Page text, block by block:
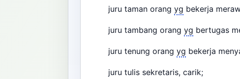
juru taman orang yg bekerja
juru tambang orang yg bertugas
juru tenung orang yg bekerja
juru tulis sekretaris, carik;